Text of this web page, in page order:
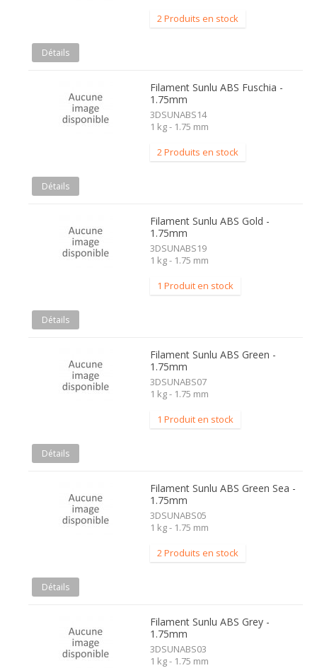
2 Produits en stock
Détails
Filament Sunlu ABS Fuschia -
1.75mm
3DSUNABS14
1 kg - 1.75 mm
2 Produits en stock
Détails
Filament Sunlu ABS Gold -
1.75mm
3DSUNABS19
1 kg - 1.75 mm
1 Produit en stock
Détails
Filament Sunlu ABS Green -
1.75mm
3DSUNABS07
1 kg - 1.75 mm
1 Produit en stock
Détails
Filament Sunlu ABS Green Sea -
1.75mm
3DSUNABS05
1 kg - 1.75 mm
2 Produits en stock
Détails
Filament Sunlu ABS Grey -
1.75mm
3DSUNABS03
1 kg - 1.75 mm